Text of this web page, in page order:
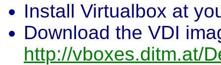
Install Virtualbox at
Download the VDI
http://vboxes.ditm.at/